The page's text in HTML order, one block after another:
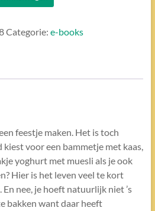
Categorie: e-books
feestje maken. Het is toch
kiest voor een bammetje met kaas,
yoghurt met muesli als je ook
Hier is het leven veel te kort
nee, je hoeft natuurlijk niet ’s
bakken want daar heeft